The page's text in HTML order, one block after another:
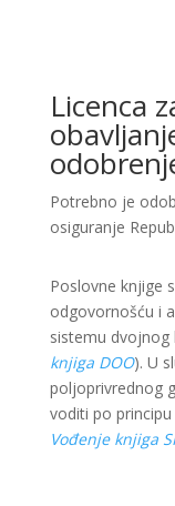
Licenca
Potrebno je
osiguranje
Poslovne knjige
odgovornošću i
sistemu dvojnog
knjiga DOO). U
poljoprivrednog
voditi po
Vođenje knjiga